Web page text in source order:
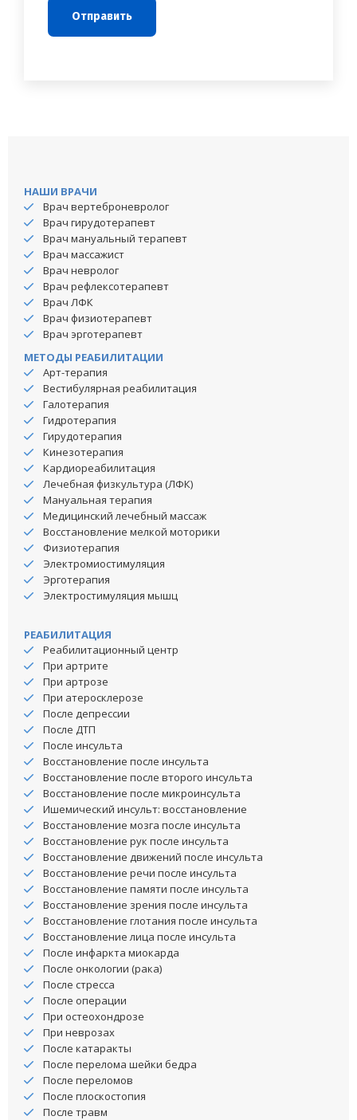
НАШИ ВРАЧИ
Врач вертеброневролог
Врач гирудотерапевт
Врач мануальный терапевт
Врач массажист
Врач невролог
Врач рефлексотерапевт
Врач ЛФК
Врач физиотерапевт
Врач эрготерапевт
МЕТОДЫ РЕАБИЛИТАЦИИ
Арт-терапия
Вестибулярная реабилитация
Галотерапия
Гидротерапия
Гирудотерапия
Кинезотерапия
Кардиореабилитация
Лечебная физкультура (ЛФК)
Мануальная терапия
Медицинский лечебный массаж
Восстановление мелкой моторики
Физиотерапия
Электромиостимуляция
Эрготерапия
Электростимуляция мышц
РЕАБИЛИТАЦИЯ
Реабилитационный центр
При артрите
При артрозе
При атеросклерозе
После депрессии
После ДТП
После инсульта
Восстановление после инсульта
Восстановление после второго инсульта
Восстановление после микроинсульта
Ишемический инсульт: восстановление
Восстановление мозга после инсульта
Восстановление рук после инсульта
Восстановление движений после инсульта
Восстановление речи после инсульта
Восстановление памяти после инсульта
Восстановление зрения после инсульта
Восстановление глотания после инсульта
Восстановление лица после инсульта
После инфаркта миокарда
После онкологии (рака)
После стресса
После операции
При остеохондрозе
При неврозах
После катаракты
После перелома шейки бедра
После переломов
После плоскостопия
После травм